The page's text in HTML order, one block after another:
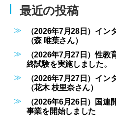
最近の投稿
（2026年7月28日）イ
（森 唯葉さん）
（2026年7月27日）性
終試験を実施しました。
（2026年7月27日）イ
（花木 枝里奈さん）
（2026年6月26日）国
事業を開始しました